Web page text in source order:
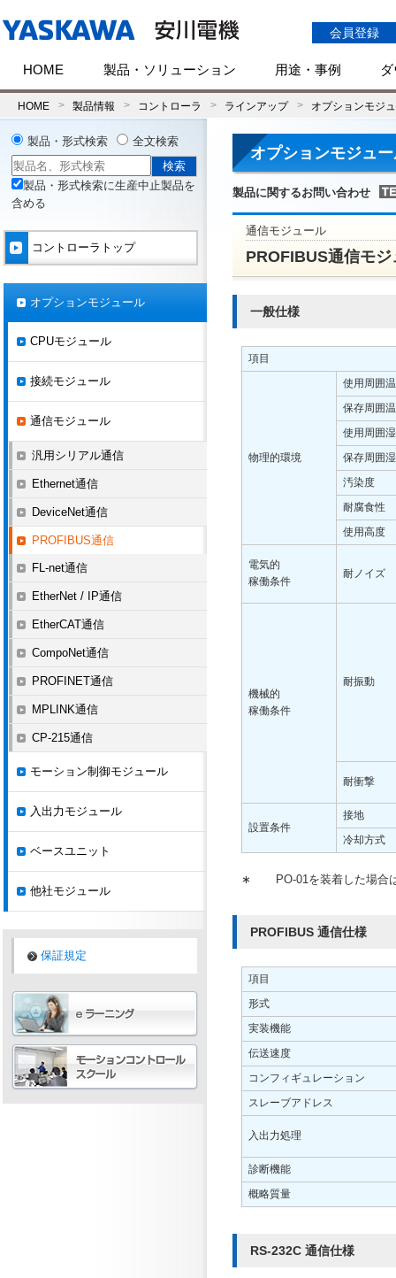
会員登録
HOME 製品・ソリューション 用途・事例
HOME 製品情報 コントローラ ラインアップ オプションモジ
オプションモジュ
製品に関するお問い合わせ
通信モジュール
PROFIBUS通信モ
一般仕様
項目
物理的環境
使用周囲
保存周囲
使用周囲
保存周囲
汚染度
耐腐食性
使用高度
電気的
稼働条件
耐ノイズ
機械的
稼働条件
耐振動
耐衝撃
設置条件
接地
冷却方式
∗ PO-01を装着した場
PROFIBUS 通信仕様
項目
形式
実装機能
伝送速度
コンフィギュレーション
スレーブアドレス
入出力処理
診断機能
概略質量
RS-232C 通信仕様
製品・形式検索 全文検索
製品・形式検索に生産中止製品を
含める
コントローラトップ
オプションモジュール
CPUモジュール
接続モジュール
通信モジュール
汎用シリアル通信
Ethernet通信
DeviceNet通信
PROFIBUS通信
FL-net通信
EtherNet / IP通信
EtherCAT通信
CompoNet通信
PROFINET通信
MPLINK通信
CP-215通信
モーション制御モジュール
入出力モジュール
ベースユニット
他社モジュール
保証規定